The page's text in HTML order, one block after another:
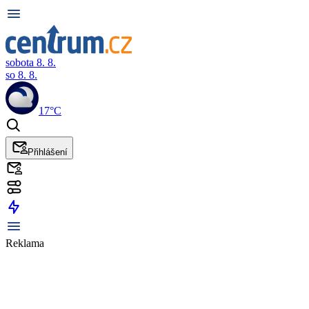
sobota 8. 8.
so 8. 8.
17°C
Přihlášení
Reklama